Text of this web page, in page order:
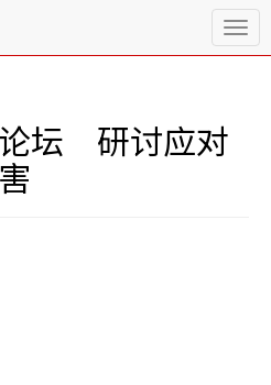
T
o
坛 研讨应对